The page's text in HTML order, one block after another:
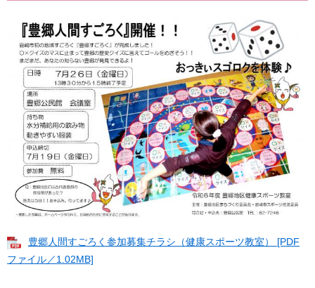
豊郷人間すごろく参加募集チラシ（健康スポーツ教室） [PDF
ファイル／1.02MB]